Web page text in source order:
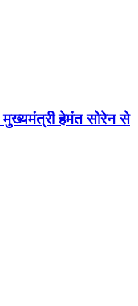
मुख्यमंत्री हेमंत सोरेन से